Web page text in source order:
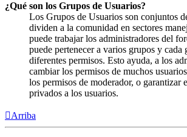
¿Qué son los Grupos de Usuarios?
Los Grupos de Usuarios son conjuntos
dividen a la comunidad en sectores
puede trabajar los administradores del
puede pertenecer a varios grupos y cada
diferentes permisos. Esto ayuda, a los
cambiar los permisos de muchos
los permisos de moderador, o garantizar
privados a los usuarios.
Arriba